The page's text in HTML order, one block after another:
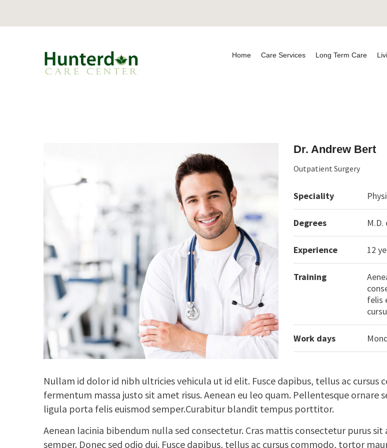
Home Care Services Long Term Care
Dr. Andrew Bert
Outpatient Surgery
Speciality
Degrees
Experience 12
Training
felis
Work days
Nullam id dolor id nibh ultricies vehicula ut id elit. Fusce dapibus, tellus ac
fermentum massa justo sit amet risus. Aenean eu leo quam. Pellentesque ornare
ligula porta felis euismod semper.Curabitur blandit tempus porttitor.
Aenean lacinia bibendum nulla sed consectetur. Cras mattis consectetur purus
semper. Donec sed odio dui. Fusce dapibus, tellus ac cursus commodo, tortor